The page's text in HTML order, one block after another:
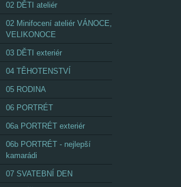
02 DĚTI ateliér
02 Minifocení ateliér VÁNOCE,
VELIKONOCE
03 DĚTI exteriér
04 TĚHOTENSTVÍ
05 RODINA
06 PORTRÉT
06a PORTRÉT exteriér
06b PORTRÉT - nejlepší
kamarádi
07 SVATEBNÍ DEN